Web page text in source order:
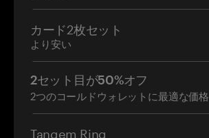
カード2枚セット
より安い
2セット目が50%オフ
2つのコールドウォレットに最適な価格
Tangem Ring